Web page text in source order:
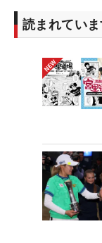
3位T：
3位T：キャンデ
6位T：カン・ハ
6位T：ジュリ
6位T：サンド
モリヤ
24位T：宮里藍
24位T：上原彩
36位T：
野村敏
読まれてい